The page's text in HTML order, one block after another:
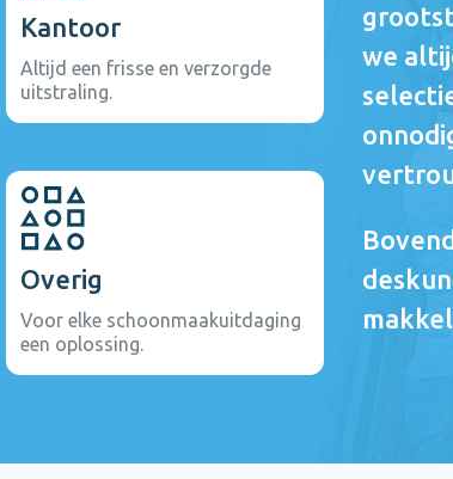
Kantoor
Altijd een frisse en verzorgde
uitstraling.
Overig
Voor elke schoonmaakuitdaging
een oplossing.
we